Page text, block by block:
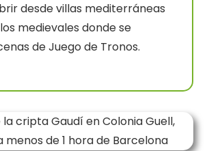
desde villas mediterráneas
medievales donde se
de Juego de Tronos.